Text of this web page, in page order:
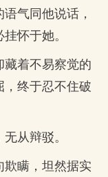
气同他说话，
怀于她。
着不易察觉的
终于忍不住破
从辩驳。
瞒，坦然据实